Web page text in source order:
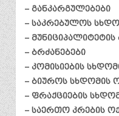
– განკარგულებები
– საკრებულოს
– მუნიციპალიტეტის
– ბრძანებები
– კომისიების
– ბიუროს სხდომის
– ფრაქციების
– საერთო კრების